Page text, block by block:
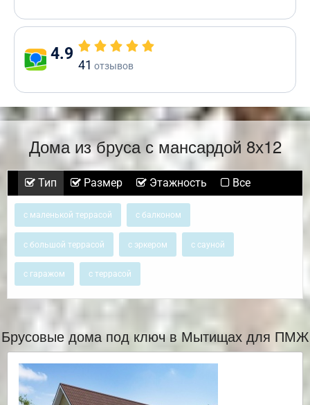
4.9
41 отзывов
Дома из бруса с мансардой 8х12
Тип Размер Этажность Все
с маленькой террасой с балконом
с большой террасой с эркером с сауной
с гаражом с террасой
Брусовые дома под ключ в Мытищах для ПМЖ